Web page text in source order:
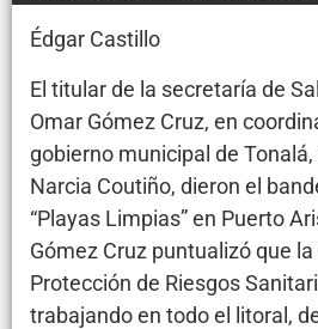
Édgar Castillo
El titular de la secretaría de
Omar Gómez Cruz, en
gobierno municipal de
Narcia Coutiño, dieron el
“Playas Limpias” en Puerto
Gómez Cruz puntualizó que
Protección de Riesgos
trabajando en todo el litoral,